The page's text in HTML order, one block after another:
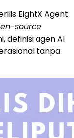
EightX Agent
source
definisi agen AI
tanpa